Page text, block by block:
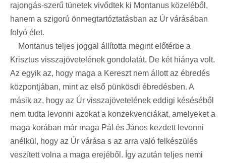
rajongás-szerű tünetek vivődtek ki Montanus közeléből,
hanem a szigorú önmegtartóztatásban az Úr várásában
folyó élet.
Montanus teljes joggal állította megint előtérbe a
Krisztus visszajövetelének gondolatát. De két hiánya volt.
Az egyik az, hogy maga a Kereszt nem állott az ébredés
központjában, mint az első pünkösdi ébredésben. A
másik az, hogy az Úr visszajövetelének eddigi késéséből
nem tudta levonni azokat a konzekvenciákat, amelyeket a
maga korában már maga Pál és János kezdett levonni
anélkül, hogy az Úr várása s az arra való felkészülés
veszített volna a maga erejéből. Így azután teljes nemi